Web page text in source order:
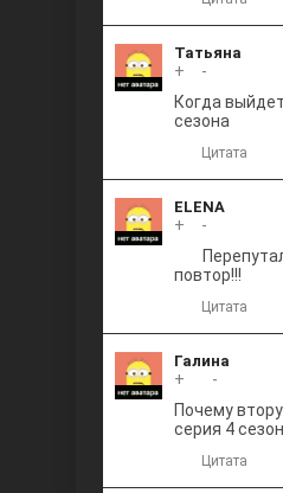
Татьяна
+
-
Когда
сезона
Цитата
ELENA
+
-
повтор!!!
Цитата
Галина
+
-
Почему
серия 4
Цитата